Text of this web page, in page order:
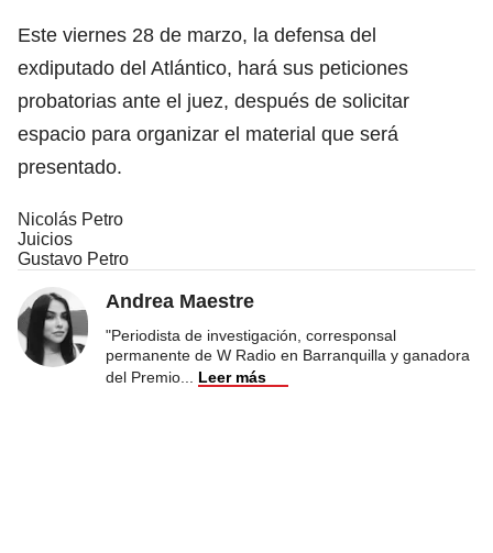
Este viernes 28 de marzo, la defensa del
exdiputado del Atlántico, hará sus peticiones
probatorias ante el juez, después de solicitar
espacio para organizar el material que será
presentado.
Nicolás Petro
Juicios
Gustavo Petro
Andrea Maestre
"Periodista de investigación, corresponsal
permanente de W Radio en Barranquilla y ganadora
del Premio
Leer más